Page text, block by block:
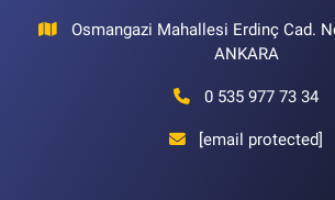
Osmangazi Mahallesi Erdinç Cad.
ANKARA
0 535 977 73 34
[email protected]